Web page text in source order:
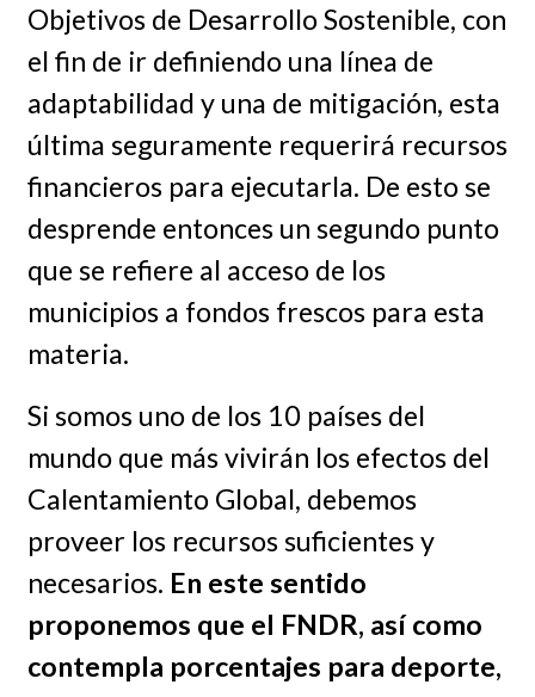
Objetivos de Desarrollo Sostenible, con
el fin de ir definiendo una línea de
adaptabilidad y una de mitigación, esta
última seguramente requerirá recursos
financieros para ejecutarla. De esto se
desprende entonces un segundo punto
que se refiere al acceso de los
municipios a fondos frescos para esta
materia.
Si somos uno de los 10 países del
mundo que más vivirán los efectos del
Calentamiento Global, debemos
proveer los recursos suficientes y
necesarios. En este sentido
proponemos que el FNDR, así como
contempla porcentajes para deporte,